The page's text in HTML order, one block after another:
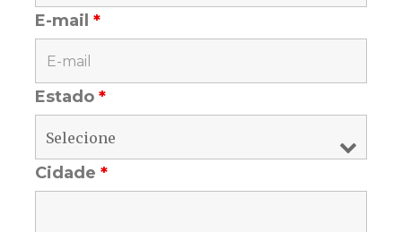
E-mail*
Estado*
Cidade*